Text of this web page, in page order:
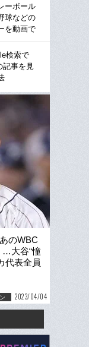
ーボール
球などの
を動画で
検索で
記事を見
のWBC
…大谷“憧
代表全員
2023/04/04